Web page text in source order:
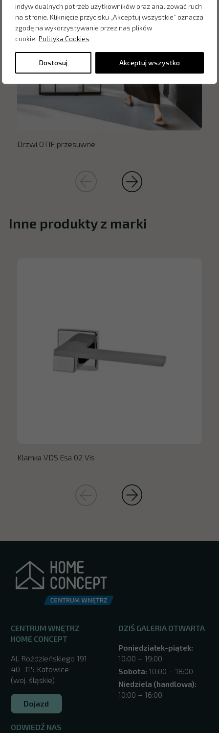
indywidualnych potrzeb użytkowników oraz analizować ruch
na stronie. Kliknięcie przycisku „Akceptuj wszystkie” oznacza
zgodę na wykorzystywanie przez nas plików
cookie. Polityka Cookies
Dostosuj Akceptuj wszystko
Drzwi OTIF przesuwne
Inne produkty z marki
Klamka VDS Esa 02 Vis
CENTRUM WNĘTRZ
HOME CONCEPT
Al. Roździeńskiego 191
40-315 Katowice
(woj. śląskie)
Dojazd
ODWIEDŹ NAS
DZIŚ GALERIA OTWARTA
Poniedziałek-piątek:
10:00 – 19:00
Sobota: 10:00 – 18:00
Niedziela (handlowa):
10:00 – 16:00